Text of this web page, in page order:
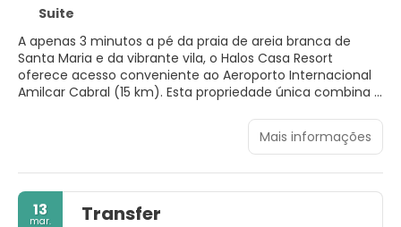
Suite
A apenas 3 minutos a pé da praia de areia branca de
Santa Maria e da vibrante vila, o Halos Casa Resort
oferece acesso conveniente ao Aeroporto Internacional
Amilcar Cabral (15 km). Esta propriedade única combina o
residência. Quartos espaçosos acomodam até seis
hóspedes, com dois ou três quartos, dependendo da
categoria. Cada um está equipado com Wi-Fi gratuito, ar
condicionado, TV de tela plana e banheiro privativo com
chuveiro, bidê e secador de cabelo. Os hóspedes podem
desfrutar de uma área de praia privativa (a 300 m do
Mais informações
13
mar. Transfer